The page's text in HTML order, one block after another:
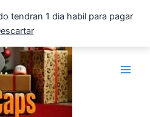
tendran 1 dia habil para pagar